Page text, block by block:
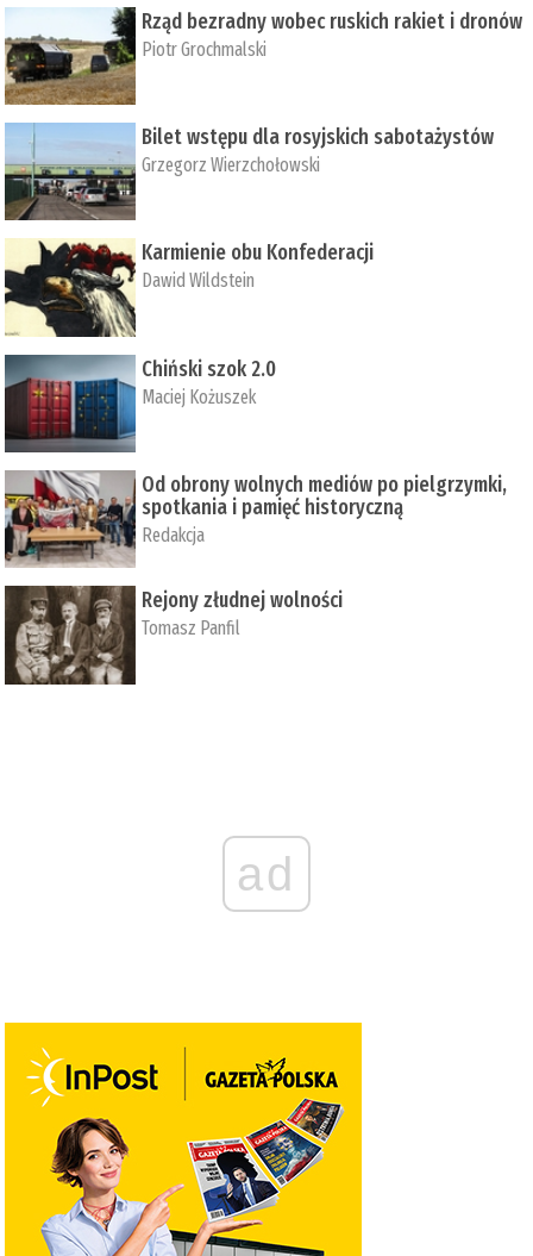
Rząd bezradny wobec ruskich rakiet i dronów
Piotr Grochmalski
Bilet wstępu dla rosyjskich sabotażystów
Grzegorz Wierzchołowski
Karmienie obu Konfederacji
Dawid Wildstein
Chiński szok 2.0
Maciej Kożuszek
Od obrony wolnych mediów po pielgrzymki,
spotkania i pamięć historyczną
Redakcja
Rejony złudnej wolności
Tomasz Panfil
ad